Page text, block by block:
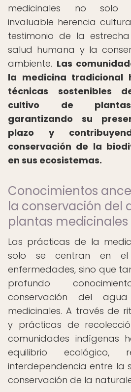
medicinales no solo
invaluable herencia
testimonio de la
salud humana y la
ambiente. Las
la medicina tradicional
técnicas sostenibles
cultivo de plantas
garantizando su
plazo y
conservación de la
en sus ecosistemas.
Conocimientos
la conservación del
plantas medicinales
Las prácticas de la
solo se centran en el
enfermedades, sino que
profundo
conservación del
medicinales. A través de
y prácticas de
comunidades indígenas
equilibrio ecológico,
interdependencia entre la
conservación de la